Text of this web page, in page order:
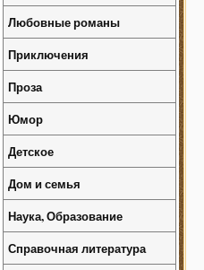
Любовные романы
Приключения
Проза
Юмор
Детское
Дом и семья
Наука, Образование
Справочная литература